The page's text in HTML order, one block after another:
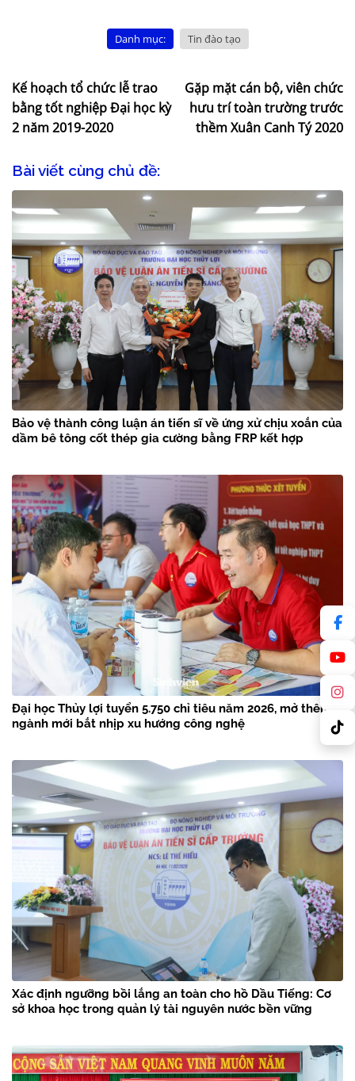
Danh mục: Tin đào tạo
Kế hoạch tổ chức lễ trao
bằng tốt nghiệp Đại học kỳ
2 năm 2019-2020
Gặp mặt cán bộ, viên chức
hưu trí toàn trường trước
thềm Xuân Canh Tý 2020
Bài viết cùng chủ đề:
Bảo vệ thành công luận án tiến sĩ về ứng xử chịu xoắn của
dầm bê tông cốt thép gia cường bằng FRP kết hợp
Đại học Thủy lợi tuyển 5.750 chỉ tiêu năm 2026, mở thêm 3
ngành mới bắt nhịp xu hướng công nghệ
Xác định ngưỡng bồi lắng an toàn cho hồ Dầu Tiếng: Cơ
sở khoa học trong quản lý tài nguyên nước bền vững